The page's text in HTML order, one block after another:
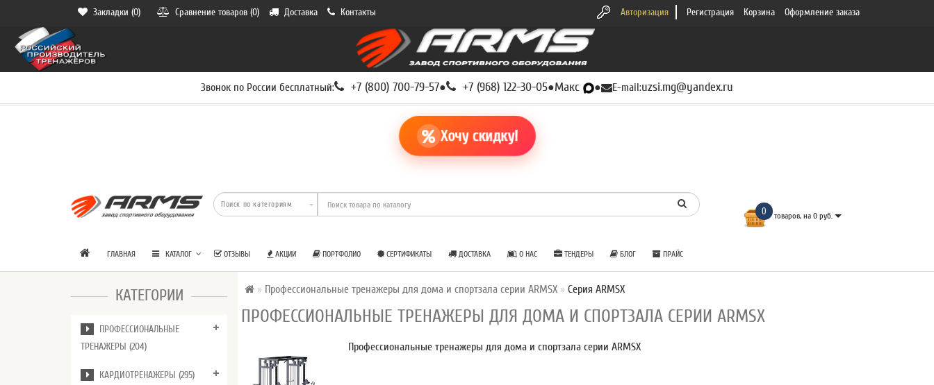
Закладки (0) Сравнение товаров (0) Доставка Контакты Авторизация Регистрация Корзина Оформление заказа
Звонок по России бесплатный: +7 (800) 700-79-57● +7 (968) 122-30-05●Макс ● E-mail:uzsi.mg@yandex.ru
Хочу скидку!
0 товаров, на 0 руб.
ГЛАВНАЯ КАТАЛОГ ОТЗЫВЫ АКЦИИ ПОРТФОЛИО СЕРТИФИКАТЫ ДОСТАВКА О НАС ТЕНДЕРЫ БЛОГ ПРАЙС
КАТЕГОРИИ
ПРОФЕССИОНАЛЬНЫЕ
ТРЕНАЖЕРЫ (204)
КАРДИОТРЕНАЖЕРЫ (295)
Профессиональные тренажеры для дома и спортзала серии ARMSX Серия ARMSX
ПРОФЕССИОНАЛЬНЫЕ ТРЕНАЖЕРЫ ДЛЯ ДОМА И СПОРТЗАЛА СЕРИИ ARMSX
Профессиональные тренажеры для дома и спортзала серии ARMSX